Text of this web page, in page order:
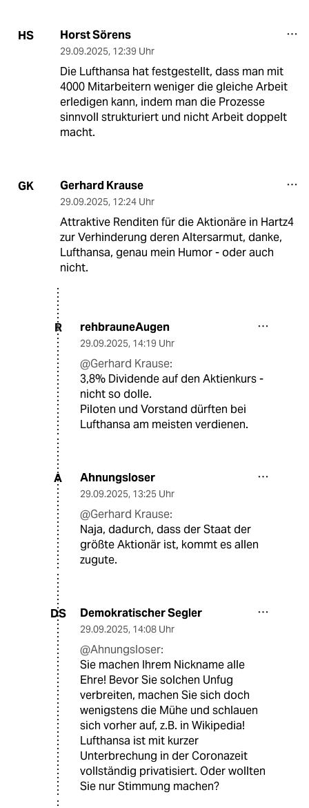
HS Horst Sörens
29.09.2025, 12:39 Uhr
Die Lufthansa hat festgestellt, dass man mit
4000 Mitarbeitern weniger die gleiche Arbeit
erledigen kann, indem man die Prozesse
sinnvoll strukturiert und nicht Arbeit doppelt
macht.
GK Gerhard Krause
29.09.2025, 12:24 Uhr
Attraktive Renditen für die Aktionäre in Hartz4
zur Verhinderung deren Altersarmut, danke,
Lufthansa, genau mein Humor - oder auch
nicht.
R rehbrauneAugen
29.09.2025, 14:19 Uhr
@Gerhard Krause:
3,8% Dividende auf den Aktienkurs -
nicht so dolle.
Piloten und Vorstand dürften bei
Lufthansa am meisten verdienen.
A Ahnungsloser
29.09.2025, 13:25 Uhr
@Gerhard Krause:
Naja, dadurch, dass der Staat der
größte Aktionär ist, kommt es allen
zugute.
DS Demokratischer Segler
29.09.2025, 14:08 Uhr
@Ahnungsloser:
Sie machen Ihrem Nickname alle
Ehre! Bevor Sie solchen Unfug
verbreiten, machen Sie sich doch
wenigstens die Mühe und schlauen
sich vorher auf, z.B. in Wikipedia!
Lufthansa ist mit kurzer
Unterbrechung in der Coronazeit
vollständig privatisiert. Oder wollten
Sie nur Stimmung machen?